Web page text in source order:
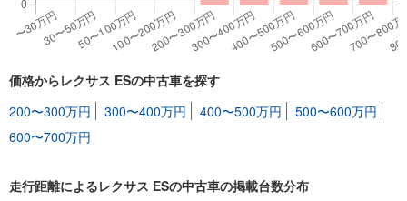
価格からレクサス ESの中古車を探す
200〜300万円
300〜400万円 400〜500万円
500〜600万円
600〜700万円
走行距離によるレクサス ESの中古車の掲載台数分布